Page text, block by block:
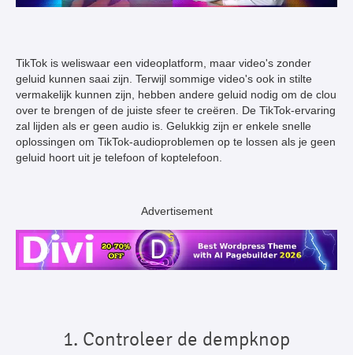
TikTok is weliswaar een videoplatform, maar video's zonder
geluid kunnen saai zijn. Terwijl sommige video's ook in stilte
vermakelijk kunnen zijn, hebben andere geluid nodig om de clou
over te brengen of de juiste sfeer te creëren. De TikTok-ervaring
zal lijden als er geen audio is. Gelukkig zijn er enkele snelle
oplossingen om TikTok-audioproblemen op te lossen als je geen
geluid hoort uit je telefoon of koptelefoon.
Advertisement
1. Controleer de dempknop